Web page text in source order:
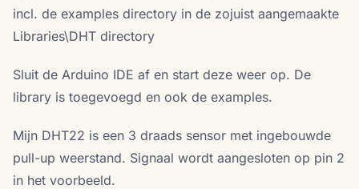
incl. de examples directory in de zojuist aangemaakte
Libraries\DHT directory
Sluit de Arduino IDE af en start deze weer op. De
library is toegevoegd en ook de examples.
Mijn DHT22 is een 3 draads sensor met ingebouwde
pull-up weerstand. Signaal wordt aangesloten op pin 2
in het voorbeeld.